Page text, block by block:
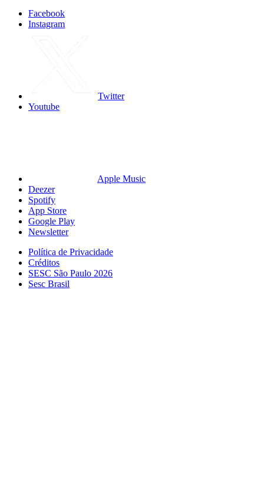
Facebook
Instagram
Twitter
Youtube
Apple Music
Deezer
Spotify
App Store
Google Play
Newsletter
Política de Privacidade
Créditos
SESC São Paulo 2026
Sesc Brasil